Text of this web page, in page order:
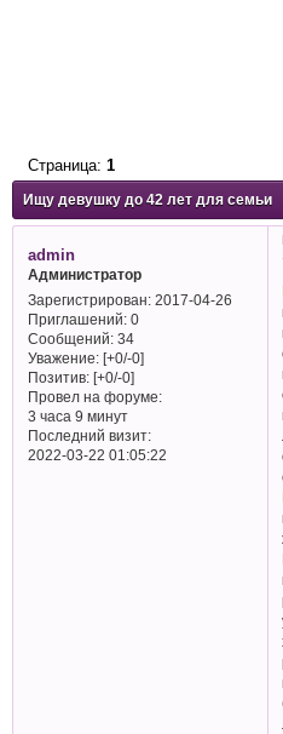
Ищу девушку до 42 лет для семьи
Страница: 1
admin
Администратор
Зарегистрирован: 2017-04-26
Приглашений:0
Сообщений:34
Уважение: [+0/-0]
Позитив: [+0/-0]
Провел на форуме:
3 часа 9 минут
Последний визит:
2022-03-22 01:05:22